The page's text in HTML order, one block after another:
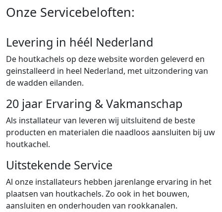
Onze Servicebeloften:
Levering in héél Nederland
De houtkachels op deze website worden geleverd en
geinstalleerd in heel Nederland, met uitzondering van
de wadden eilanden.
20 jaar Ervaring & Vakmanschap
Als installateur van leveren wij uitsluitend de beste
producten en materialen die naadloos aansluiten bij uw
houtkachel.
Uitstekende Service
Al onze installateurs hebben jarenlange ervaring in het
plaatsen van houtkachels. Zo ook in het bouwen,
aansluiten en onderhouden van rookkanalen.